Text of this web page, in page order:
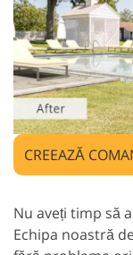
CREEAZĂ
Nu aveți timp să
Echipa noastră